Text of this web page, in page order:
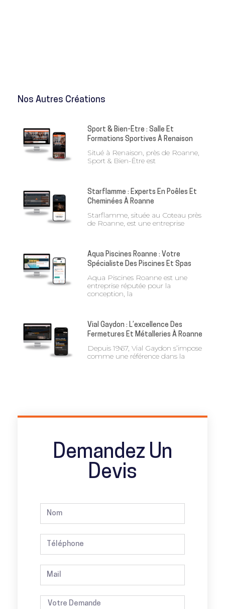
Nos Autres Créations
Sport & Bien-Être : Salle Et
Formations Sportives À Renaison
Situé à Renaison, près de Roanne,
Sport & Bien-Être est
Starflamme : Experts En Poêles Et
Cheminées À Roanne
Starflamme, située au Coteau près
de Roanne, est une entreprise
Aqua Piscines Roanne : Votre
Spécialiste Des Piscines Et Spas
Aqua Piscines Roanne est une
entreprise réputée pour la
conception, la
Vial Gaydon : L’excellence Des
Fermetures Et Métalleries À Roanne
Depuis 1967, Vial Gaydon s’impose
comme une référence dans la
Demandez Un
Devis